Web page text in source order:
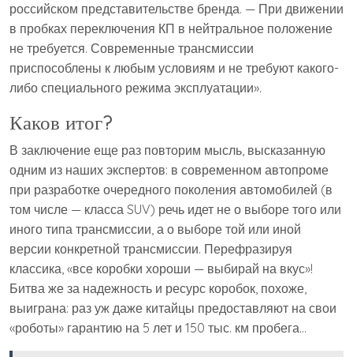
российском представительстве бренда. — При движении
в пробках переключения КП в нейтральное положение
не требуется. Современные трансмиссии
приспособлены к любым условиям и не требуют какого-
либо специального режима эксплуатации».
Каков итог?
В заключение еще раз повторим мысль, высказанную
одним из наших экспертов: в современном автопроме
при разработке очередного поколения автомобилей (в
том числе — класса SUV) речь идет не о выборе того или
иного типа трансмиссии, а о выборе той или иной
версии конкретной трансмиссии. Пере­фразируя
классика, «все коробки хороши — выбирай на вкус»!
Битва же за надежность и ресурс коробок, похоже,
выиграна: раз уж даже китайцы предоставляют на свои
«роботы» гарантию на 5 лет и 150 тыс. км пробега…